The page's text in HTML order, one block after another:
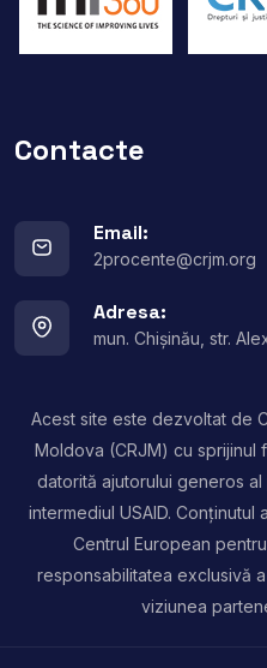
Contacte
Email:
2procente@crjm.org
Adresa:
mun. Chișinău, str.
Acest site este dezvoltat de
Moldova (CRJM) cu sprijinul
datorită ajutorului generos
intermediul USAID.
Centrul European
responsabilitatea exclusivă
viziunea